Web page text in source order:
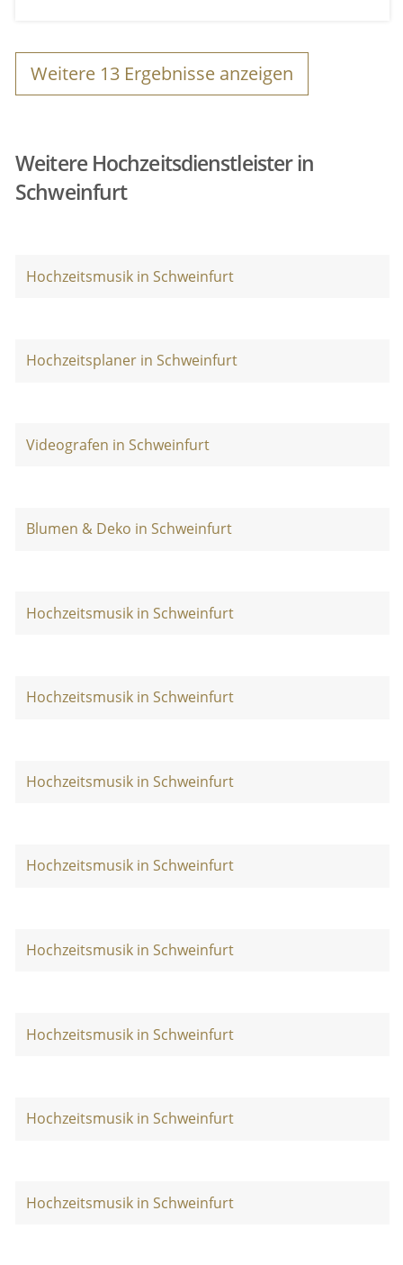
Weitere 13 Ergebnisse anzeigen
Weitere Hochzeitsdienstleister in
Schweinfurt
Hochzeitsmusik in Schweinfurt
Hochzeitsplaner in Schweinfurt
Videografen in Schweinfurt
Blumen & Deko in Schweinfurt
Hochzeitsmusik in Schweinfurt
Hochzeitsmusik in Schweinfurt
Hochzeitsmusik in Schweinfurt
Hochzeitsmusik in Schweinfurt
Hochzeitsmusik in Schweinfurt
Hochzeitsmusik in Schweinfurt
Hochzeitsmusik in Schweinfurt
Hochzeitsmusik in Schweinfurt